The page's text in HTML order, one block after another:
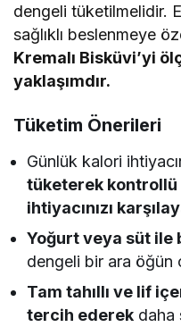
dengeli tüketilmelidir.
sağlıklı beslenmeye
Kremalı Bisküvi’yi
yaklaşımdır.
Tüketim Önerileri
Günlük kalori
tüketerek kontrollü
ihtiyacınızı
Yoğurt veya süt
dengeli bir ara öğün
Tam tahıllı ve lif
tercih ederek daha